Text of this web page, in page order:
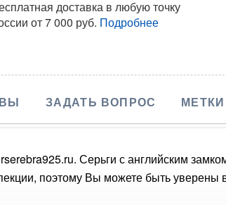
доставка в любую точку
от 7 000 руб. Подробнее
ЗАДАТЬ ВОПРОС МЕТКИ
Серьги с английским
поэтому Вы можете быть уверены